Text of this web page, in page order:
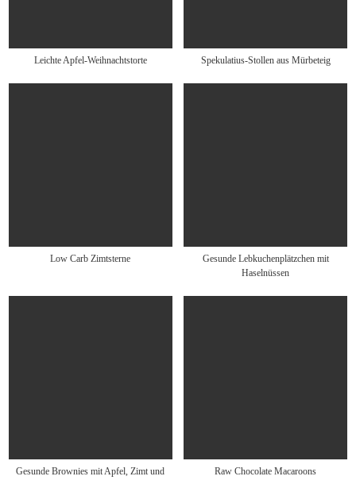
Leichte Apfel-Weihnachtstorte Spekulatius-Stollen aus Mürbeteig
Low Carb Zimtsterne
Gesunde Lebkuchenplätzchen mit
Haselnüssen
Gesunde Brownies mit Apfel, Zimt und
Raw Chocolate Macaroons